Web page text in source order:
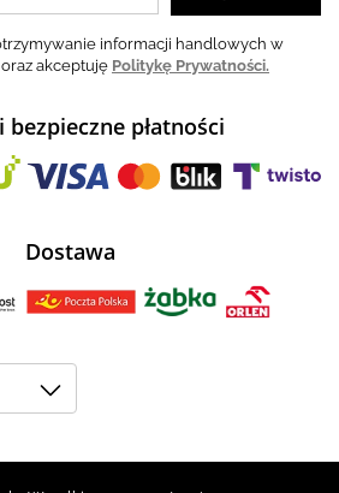
informacji handlowych w
akceptuję Politykę Prywatności.
bezpieczne płatności
Dostawa